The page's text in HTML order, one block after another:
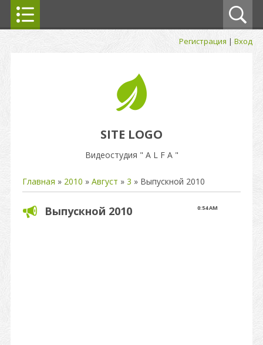
Регистрация |Вход
SITE LOGO
Видеостудия " A L F A "
Главная » 2010 » Август » 3 » Выпускной 2010
0:54 AM
Выпускной 2010